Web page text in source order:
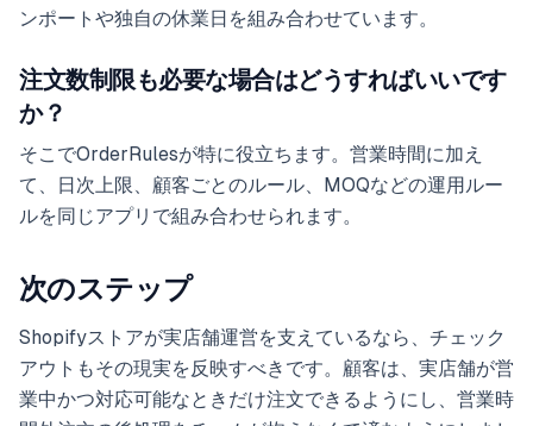
ンポートや独自の休業日を組み合わせています。
注文数制限も必要な場合はどうすればいいです
か？
そこでOrderRulesが特に役立ちます。営業時間に加え
て、日次上限、顧客ごとのルール、MOQなどの運用ルー
ルを同じアプリで組み合わせられます。
次のステップ
Shopifyストアが実店舗運営を支えているなら、チェック
アウトもその現実を反映すべきです。顧客は、実店舗が営
業中かつ対応可能なときだけ注文できるようにし、営業時